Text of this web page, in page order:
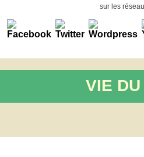
sur les
VIE